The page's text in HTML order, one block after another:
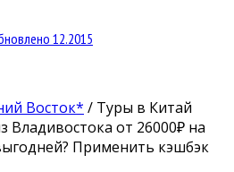
12.2015
Восток* / Туры в Китай
Владивостока от 26000₽ на
Применить кэшбэк